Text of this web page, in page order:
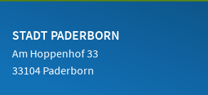
einem
STADT PADERBORN
Am Hoppenhof 33
33104 Paderborn